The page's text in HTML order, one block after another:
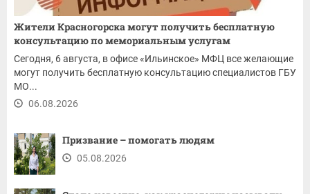
Жители Красногорска могут получить бесплатную
консультацию по мемориальным услугам
Сегодня, 6 августа, в офисе «Ильинское» МФЦ все желающие
могут получить бесплатную консультацию специалистов ГБУ
МО...
06.08.2026
Призвание – помогать людям
05.08.2026